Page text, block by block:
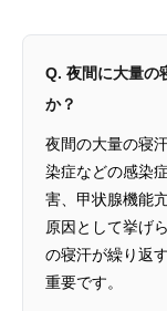
Q. 夜間に大量の
か？
夜間の大量の寝
染症などの感染
害、甲状腺機能
原因として挙げ
の寝汗が繰り返
重要です。